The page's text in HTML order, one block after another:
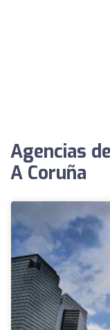
Agencias
A Coruña